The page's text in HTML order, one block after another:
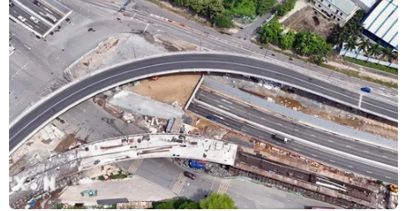
Thành công trong mô hình hợp tác giáo
dục khoa học nông nghiệp Việt-Bỉ
02/10/2016 03:32
Việc hợp tác giữa Đại học Nông nghiệp Gembloux (Bỉ)
và Học viện Nông nghiệp Quốc gia Việt Nam đã đóng
góp đáng kể vào việc nâng cao chất lượng giáo viên
giảng dạy về nông nghiệp tại Việt Nam.